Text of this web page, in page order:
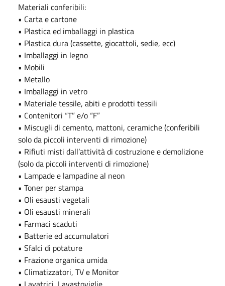
Materiali conferibili:
• Carta e cartone
• Plastica ed imballaggi in plastica
• Plastica dura (cassette, giocattoli, sedie, ecc)
• Imballaggi in legno
• Mobili
• Metallo
• Imballaggi in vetro
• Materiale tessile, abiti e prodotti tessili
• Contenitori “T” e/o “F”
• Miscugli di cemento, mattoni, ceramiche (conferibili
solo da piccoli interventi di rimozione)
• Rifiuti misti dall’attività di costruzione e demolizione
(solo da piccoli interventi di rimozione)
• Lampade e lampadine al neon
• Toner per stampa
• Oli esausti vegetali
• Oli esausti minerali
• Farmaci scaduti
• Batterie ed accumulatori
• Sfalci di potature
• Frazione organica umida
• Climatizzatori, TV e Monitor